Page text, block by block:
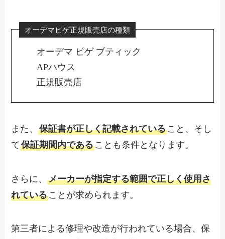
オーデマピゲ正規販売店の種類
オーデマ ピゲ ブティック
APハウス
正規販売店
また、保証書が正しく記載されていること、そし
て保証期間内であることも条件となります。
さらに、メーカーが指定する範囲で正しく使用さ
れていることが求められます。
第三者による修理や改造が行われている場合、保